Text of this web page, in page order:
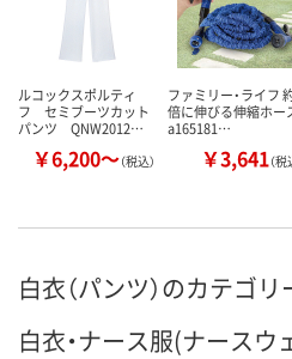
カゴへ
ルコックスポルティ
フ セミブーツカット
パンツ QNW2012…
￥6,200～（税込）
ファミリー・ライフ
倍に伸びる伸縮ホー
a165181…
￥3,641（税
白衣（パンツ）のカテゴリ
白衣・ナース服(ナース